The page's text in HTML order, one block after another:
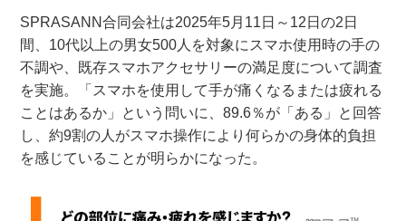
SPRASANN合同会社は2025年5月11日～12日の2日
間、10代以上の男女500人を対象にスマホ使用時の手の
不調や、既存スマホアクセサリーの満足度について調査
を実施。「スマホを使用して手が痛くなるまたは疲れる
ことはあるか」という問いに、89.6％が「ある」と回答
し、約9割の人がスマホ操作により何らかの身体的負担
を感じていることが明らかになった。